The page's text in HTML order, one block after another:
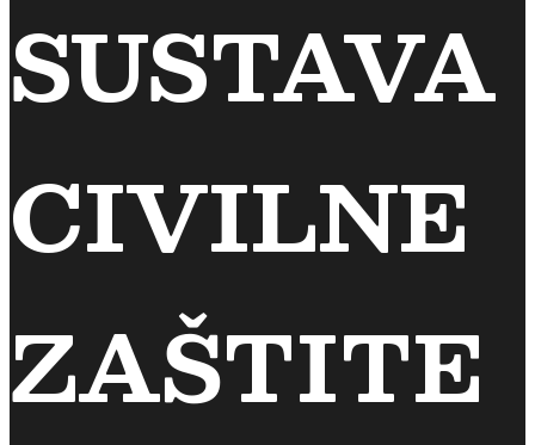
SUSTAVA
CIVILNE
ZAŠTITE